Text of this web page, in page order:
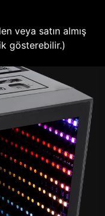
veya satın almış
gösterebilir.)